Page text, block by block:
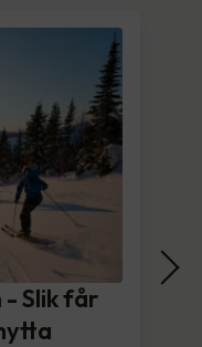
- Slik får